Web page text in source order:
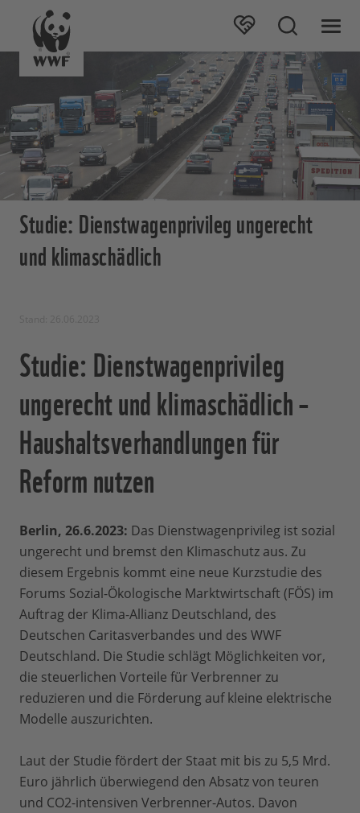
Studie: Dienstwagenprivileg ungerecht
und klimaschädlich
Studie: Dienstwagenprivileg
ungerecht und klimaschädlich –
Haushaltsverhandlungen für
Reform nutzen
Berlin, 26.6.2023: Das Dienstwagenprivileg ist sozial
ungerecht und bremst den Klimaschutz aus. Zu
diesem Ergebnis kommt eine neue Kurzstudie des
Forums Sozial-Ökologische Marktwirtschaft (FÖS) im
Auftrag der Klima-Allianz Deutschland, des
Deutschen Caritasverbandes und des WWF
Deutschland. Die Studie schlägt Möglichkeiten vor,
die steuerlichen Vorteile für Verbrenner zu
reduzieren und die Förderung auf kleine elektrische
Modelle auszurichten.
Laut der Studie fördert der Staat mit bis zu 5,5 Mrd.
Euro jährlich überwiegend den Absatz von teuren
und CO2-intensiven Verbrenner-Autos. Davon